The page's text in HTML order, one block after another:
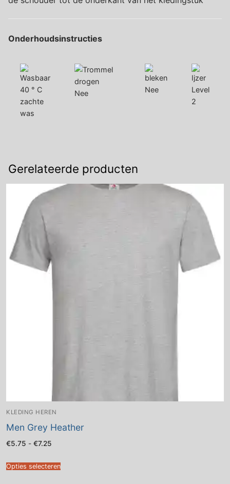
Onderhoudsinstructies
40 ° C
zachte
was
Nee Nee
Level
2
Gerelateerde producten
KLEDING HEREN
Men Grey Heather
€5.75 - €7.25
€7.25
Opties selecteren